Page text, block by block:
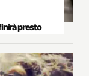
presto